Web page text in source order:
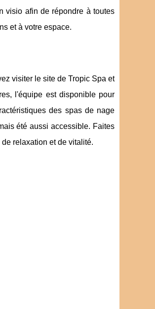
visio afin de répondre à toutes
et à votre espace.
visiter le site de Tropic Spa et
l'équipe est disponible pour
des spas de nage
été aussi accessible. Faites
relaxation et de vitalité.